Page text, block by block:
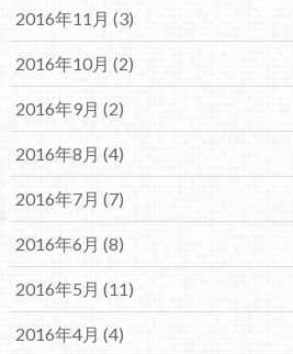
2016年11月 (3)
2016年10月 (2)
2016年9月 (2)
2016年8月 (4)
2016年7月 (7)
2016年6月 (8)
2016年5月 (11)
2016年4月 (4)